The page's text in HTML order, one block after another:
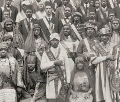
t
i
c
l
e
i
s
e
M
a
u
r
e